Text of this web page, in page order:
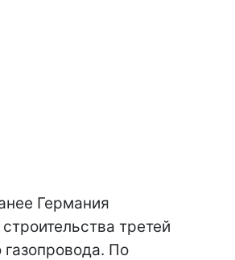
Германия
третей
газопровода. По